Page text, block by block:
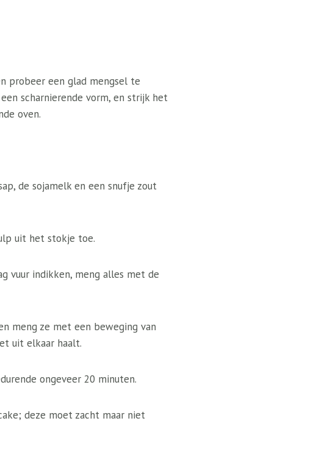
probeer een glad mengsel te
scharnierende vorm, en strijk het
oven.
de sojamelk en een snufje zout
uit het stokje toe.
vuur indikken, meng alles met de
meng ze met een beweging van
uit elkaar haalt.
ongeveer 20 minuten.
deze moet zacht maar niet